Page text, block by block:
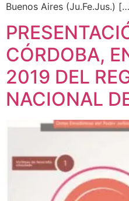
Buenos Aires (Ju.Fe.Jus.)
CÓRDOBA,
2019 DEL
NACIONAL